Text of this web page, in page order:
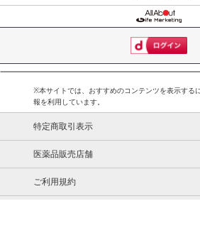
※本サイトでは、おすすめのコンテンツを表示する
報を利用しています。
特定商取引表示
医薬品販売店舗
ご利用規約